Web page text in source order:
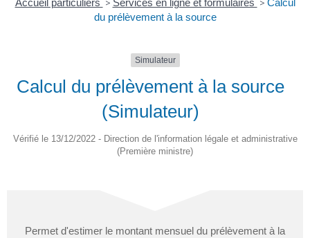
Accueil particuliers > Services en ligne et formulaires > Calcul
du prélèvement à la source
Simulateur
Calcul du prélèvement à la source
(Simulateur)
Vérifié le 13/12/2022 - Direction de l'information légale et administrative
(Première ministre)
Permet d'estimer le montant mensuel du prélèvement à la